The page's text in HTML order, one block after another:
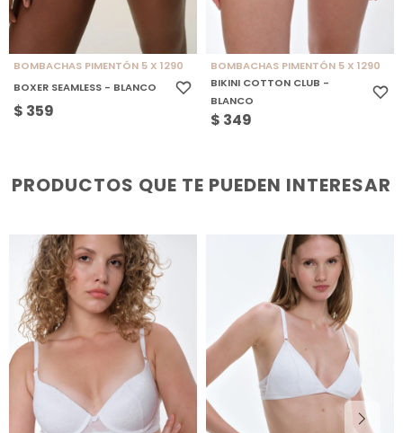
BOMBACHAS PIMENTÓN 5 X 1290
BOXER SEAMLESS - BLANCO
$ 359
BOMBACHAS PIMENTÓN 5 X 1290
BIKINI COTTON CLUB -
BLANCO
$ 349
PRODUCTOS QUE TE PUEDEN INTERESAR